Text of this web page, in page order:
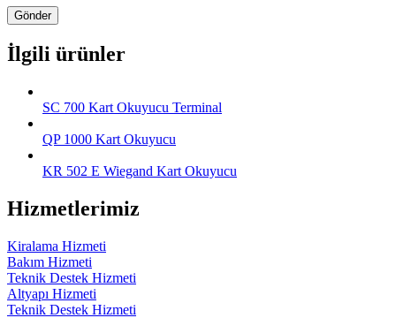
İlgili ürünler
SC 700 Kart Okuyucu Terminal
QP 1000 Kart Okuyucu
KR 502 E Wiegand Kart Okuyucu
Hizmetlerimiz
Kiralama Hizmeti
Bakım Hizmeti
Teknik Destek Hizmeti
Altyapı Hizmeti
Teknik Destek Hizmeti